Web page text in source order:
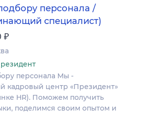
персонала /
специалист)
₽
персонала Мы -
кадровый центр «Президент»
HR). Поможем получить
поделимся своим опытом и